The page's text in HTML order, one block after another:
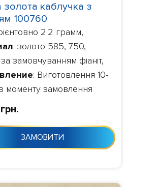
золота каблучка з
100760
2.2 грамм,
: золото 585, 750,
за замовчуванням фіаніт,
: Виготовлення 10-
моменту замовлення
ЗАМОВИТИ